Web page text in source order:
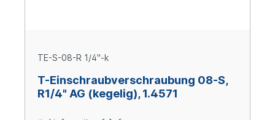
TE-S-08-R 1/4"-k
T-Einschraubverschraubung 08-S,
R1/4" AG (kegelig), 1.4571